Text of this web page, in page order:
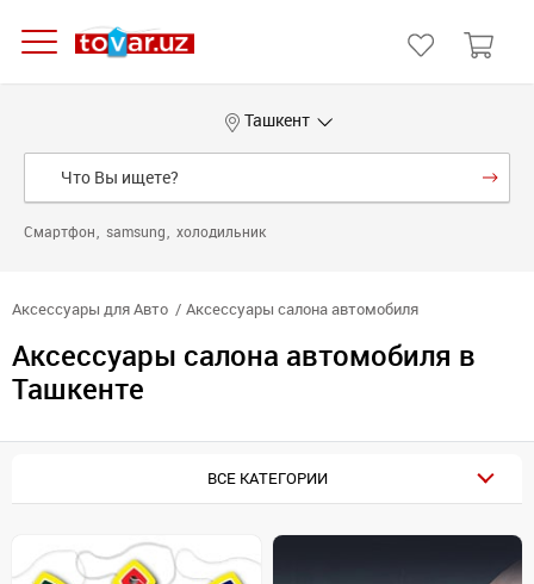
Ташкент
Смартфон samsung холодильник
Аксессуары для Авто Аксессуары салона автомобиля
Аксессуары салона автомобиля в
Ташкенте
ВСЕ КАТЕГОРИИ